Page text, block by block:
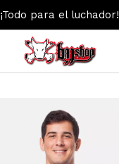
¡Todo para el luchador!